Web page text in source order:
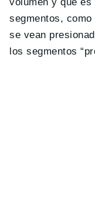
segmentos,
se vean
los segmentos